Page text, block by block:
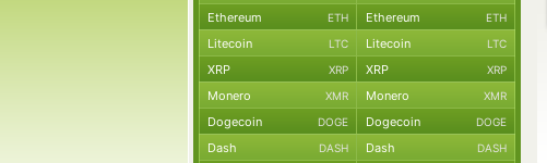
Ethereum ETH Ethereum ETH
Litecoin LTC Litecoin LTC
XRP XRP XRP XRP
Monero XMR Monero XMR
Dogecoin DOGE Dogecoin DOGE
Dash DASH Dash DASH